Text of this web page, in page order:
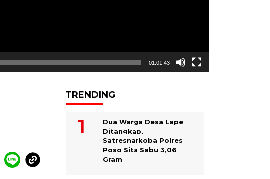
01:01:43
TRENDING
Dua Warga Desa Lape
Ditangkap,
Satresnarkoba Polres
Poso Sita Sabu 3,06
Gram